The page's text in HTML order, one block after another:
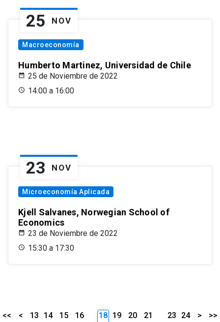
25 NOV
Macroeconomía
Humberto Martinez, Universidad de Chile
25 de Noviembre de 2022
14:00 a 16:00
23 NOV
Microeconomía Aplicada
Kjell Salvanes, Norwegian School of
Economics
23 de Noviembre de 2022
15:30 a 17:30
<< < 13 14 15
16
18 19 20
21
23 24 > >>